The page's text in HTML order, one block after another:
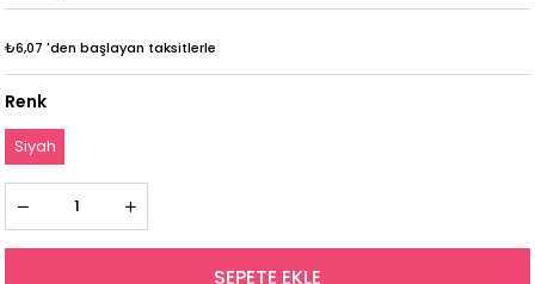
₺6,07 'den başlayan taksitlerle
Renk
Siyah